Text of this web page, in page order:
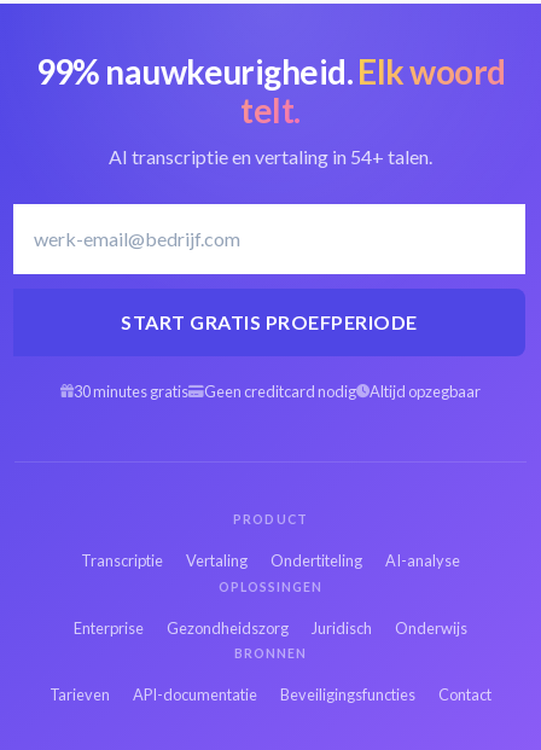
99% nauwkeurigheid.Elk woord
telt.
AI transcriptie en vertaling in 54+ talen.
START GRATIS PROEFPERIODE
30 minutes gratis Geen creditcard nodig Altijd opzegbaar
PRODUCT
Transcriptie Vertaling Ondertiteling AI-analyse
OPLOSSINGEN
Enterprise Gezondheidszorg Juridisch Onderwijs
BRONNEN
Tarieven API-documentatie Beveiligingsfuncties Contact